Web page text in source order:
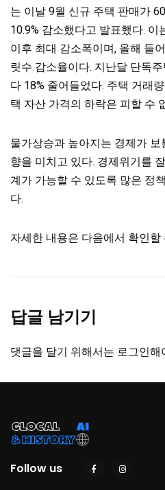
는 이날 9월 신규 주택 판매가
10.9% 감소했다고 발표했다. 이
이후 최대 감소폭이며, 올해 들
릿수 감소율이다. 지난달 단독
다 18% 줄어들었다. 주택 거래
택 자산 가격의 하락은 피할 수
물가상승과 높아지는 경제가
향을 미치고 있다. 경제위기를
계가 가능할 수 있도록 많은 정
다.
자세한 내용은 다음에서 확인할
답글 남기기
댓글을 달기 위해서는 로그인해
Follow us